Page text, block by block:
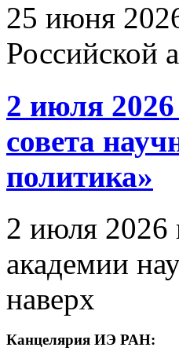
25 июня
Российской
2 июля 2026
совета
политика»
2 июля 2026
академии
наверх
Канцелярия ИЭ РАН: